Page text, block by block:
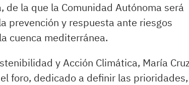
la que la Comunidad Autónoma será
prevención y respuesta ante riesgos
cuenca mediterránea.
y Acción Climática, María
foro, dedicado a definir las prioridades,